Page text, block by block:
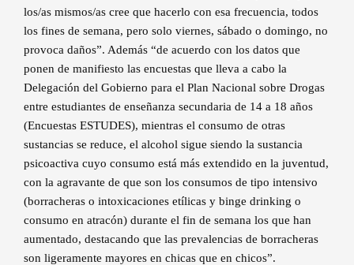
los/as mismos/as cree que hacerlo con esa frecuencia, todos
los fines de semana, pero solo viernes, sábado o domingo, no
provoca daños”. Además “de acuerdo con los datos que
ponen de manifiesto las encuestas que lleva a cabo la
Delegación del Gobierno para el Plan Nacional sobre Drogas
entre estudiantes de enseñanza secundaria de 14 a 18 años
(Encuestas ESTUDES), mientras el consumo de otras
sustancias se reduce, el alcohol sigue siendo la sustancia
psicoactiva cuyo consumo está más extendido en la juventud,
con la agravante de que son los consumos de tipo intensivo
(borracheras o intoxicaciones etílicas y binge drinking o
consumo en atracón) durante el fin de semana los que han
aumentado, destacando que las prevalencias de borracheras
son ligeramente mayores en chicas que en chicos”.